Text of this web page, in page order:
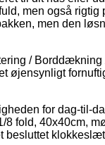
men også
men den
/
øjensynligt
for dag-til-
8 fold, 40x40cm,